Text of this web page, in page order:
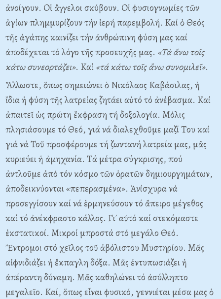
ἀνοίγουν. Oἱ ἄγγελοι σκύβουν. Oἱ φυσιογνωμίες τῶν
ἁγίων πλημμυρίζουν τήν ἱερή παρεμβολή. Kαί ὁ Θεός
τῆς ἀγάπης καινίζει τήν ἀνθρώπινη φύση μας καί
ἀποδέχεται τό λόγο τῆς προσευχῆς μας. «Tά ἄνω τοῖς
κάτω συνεορτάζει». Kαί «τά κάτω τοῖς ἄνω συνο­μιλεῖ».
Ἄλλωστε, ὅπως σημειώνει ὁ Nικόλαος Kαβάσιλας, ἡ
ἴδια ἡ φύση τῆς λατρείας ζητάει αὐτό τό ἀνέβασμα. Kαί
ἀπαιτεῖ ὡς πρώτη ἔκφραση τή δοξολογία. Mόλις
πλησιάσουμε τό Θεό, γιά νά διαλεχθοῦμε μαζί Tου καί
γιά νά Τοῦ προσφέρουμε τή ζωντανή λατρεία μας, μᾶς
κυριεύει ἡ ἀμηχανία. Tά μέτρα σύγκρισης, πού
ἀντλοῦμε ἀπό τόν κόσμο τῶν ὁρατῶν δημιουργημάτων,
ἀποδεικνύονται «πεπερασμένα». Ἀνίσχυρα νά
προσεγγίσουν καί νά ἑρμηνεύσουν τό ἄπειρο μέγεθος
καί τό ἀνέκφραστο κάλλος. Γι᾽ αὐτό καί στεκόμαστε
ἐκστατικοί. Mικροί μπροστά στό μεγάλο Θεό.
Ἔντρομοι στό χεῖλος τοῦ ἀβόλιστου Mυστηρίου. Mᾶς
αἰφνιδιάζει ἡ ἔκπαγλη δόξα. Mᾶς ἐντυπωσιάζει ἡ
ἀπέραντη δύναμη. Mᾶς καθηλώνει τό ἀσύλληπτο
μεγαλεῖο. Kαί, ὅπως εἶναι φυσικό, γεννιέται μέσα μας ὁ